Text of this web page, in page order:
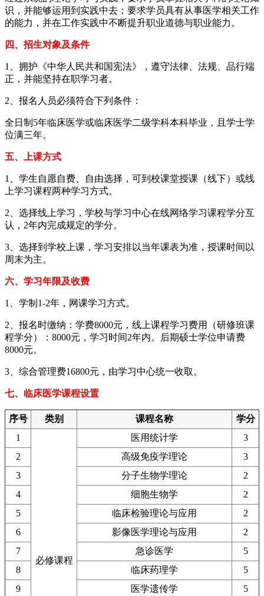
识，并能够运用到实践中去；要求学员具有从事医学相关工作
的能力，并在工作实践中不断提升职业道德与职业能力。
四、招生对象及条件
1、拥护《中华人民共和国宪法》，遵守法律、法规、品行端
正，并能坚持在职学习者。
2、报名人员必须符合下列条件：
全日制5年临床医学或临床医学二级学科本科毕业，且学士学
位满三年。
五、上课方式
1、学生自愿自费、自由选择，可到校课堂授课（线下）或线
上学习课程两种学习方式。
2、选择线上学习，学校与学习中心在线网络学习课程学分互
认，2年内完成规定的学分。
3、选择到学校上课，学习安排以当年课表为准，授课时间以
周末为主。
六、学习年限及收费
1、学制1-2年，网课学习方式。
2、报名时缴纳：学费8000元，线上课程学习费用（研修班课
程学分）：8000元，学习时间2年内。后期硕士学位申请费
8000元。
3、综合管理费16800元，由学习中心统一收取。
七、临床医学课程设置
序号 类别 课程名称
学分
1
必修课程
医用统计学
3
2
高级免疫学理论
3
3
分子生物学理论
2
4
细胞生物学
2
5
临床检验理论与应用
2
6
影像医学理论与应用
2
7
急诊医学
5
8
临床药理学
5
9
医学遗传学 5